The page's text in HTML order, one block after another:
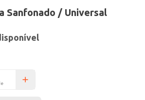
Sanfonado / Universal